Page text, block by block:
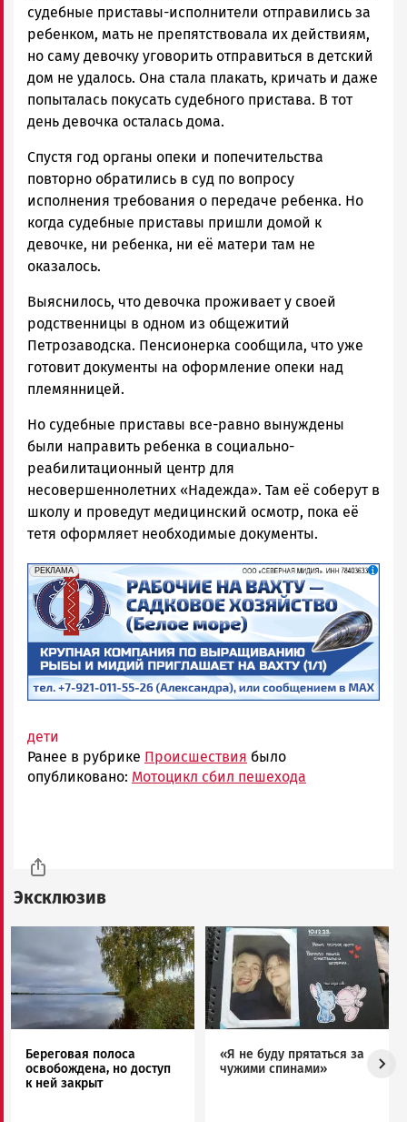
судебные приставы-исполнители отправились за
ребенком, мать не препятствовала их действиям,
но саму девочку уговорить отправиться в детский
дом не удалось. Она стала плакать, кричать и даже
попыталась покусать судебного пристава. В тот
день девочка осталась дома.
Спустя год органы опеки и попечительства
повторно обратились в суд по вопросу
исполнения требования о передаче ребенка. Но
когда судебные приставы пришли домой к
девочке, ни ребенка, ни её матери там не
оказалось.
Выяснилось, что девочка проживает у своей
родственницы в одном из общежитий
Петрозаводска. Пенсионерка сообщила, что уже
готовит документы на оформление опеки над
племянницей.
Но судебные приставы все-равно вынуждены
были направить ребенка в социально-
реабилитационный центр для
несовершеннолетних «Надежда». Там её соберут в
школу и проведут медицинский осмотр, пока её
тетя оформляет необходимые документы.
erid: 2SDnjf467GP
РЕКЛАМА
Реклама
дети
Ранее в рубрике Происшествия было
опубликовано: Мотоцикл сбил пешехода
Эксклюзив
Береговая полоса
освобождена, но доступ
к ней закрыт
Image
«Я не буду прятаться за
чужими спинами»